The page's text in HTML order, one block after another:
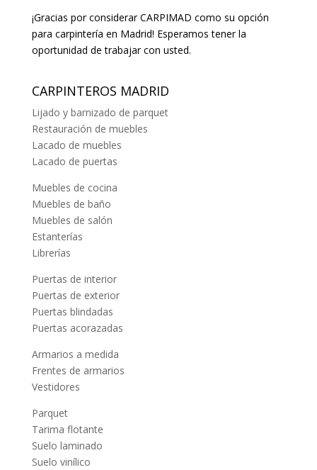
¡Gracias por considerar CARPIMAD como su opción
para carpintería en Madrid! Esperamos tener la
oportunidad de trabajar con usted.
CARPINTEROS MADRID
Lijado y barnizado de parquet
Restauración de muebles
Lacado de muebles
Lacado de puertas
Muebles de cocina
Muebles de baño
Muebles de salón
Estanterías
Librerías
Puertas de interior
Puertas de exterior
Puertas blindadas
Puertas acorazadas
Armarios a medida
Frentes de armarios
Vestidores
Parquet
Tarima flotante
Suelo laminado
Suelo vinílico